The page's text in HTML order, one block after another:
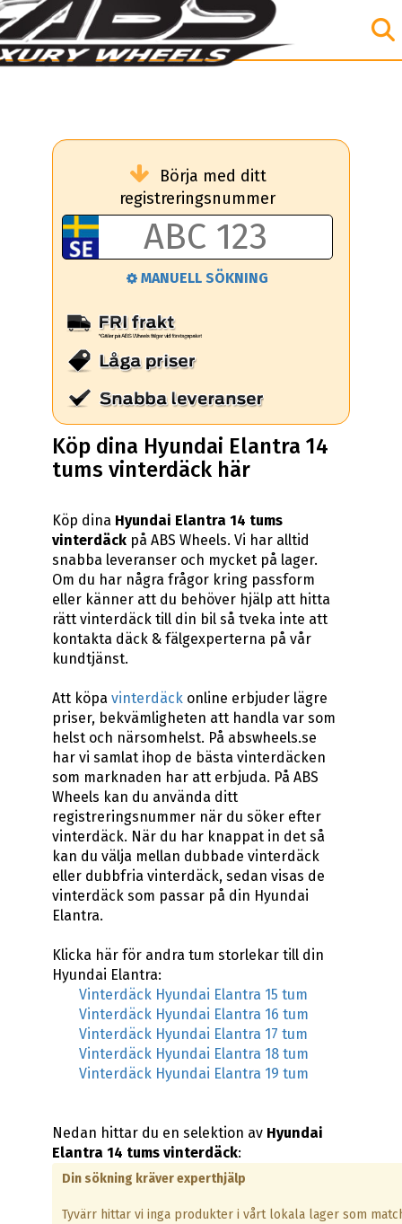
Börja med ditt
registreringsnummer
MANUELL SÖKNING
Köp dina Hyundai Elantra 14
tums vinterdäck här
Köp dina Hyundai Elantra 14 tums
vinterdäck på ABS Wheels. Vi har alltid
snabba leveranser och mycket på lager.
Om du har några frågor kring passform
eller känner att du behöver hjälp att hitta
rätt vinterdäck till din bil så tveka inte att
kontakta däck & fälgexperterna på vår
kundtjänst.
Att köpavinterdäck online erbjuder lägre
priser, bekvämligheten att handla var som
helst och närsomhelst. På abswheels.se
har vi samlat ihop de bästa vinterdäcken
som marknaden har att erbjuda. På ABS
Wheels kan du använda ditt
registreringsnummer när du söker efter
vinterdäck. När du har knappat in det så
kan du välja mellan dubbade vinterdäck
eller dubbfria vinterdäck, sedan visas de
vinterdäck som passar på din Hyundai
Elantra.
Klicka här för andra tum storlekar till din
Hyundai Elantra:
Vinterdäck Hyundai Elantra 15 tum
Vinterdäck Hyundai Elantra 16 tum
Vinterdäck Hyundai Elantra 17 tum
Vinterdäck Hyundai Elantra 18 tum
Vinterdäck Hyundai Elantra 19 tum
Nedan hittar du en selektion av Hyundai
Elantra 14 tums vinterdäck:
Din sökning kräver experthjälp
Tyvärr hittar vi inga produkter i vårt lokala lager som